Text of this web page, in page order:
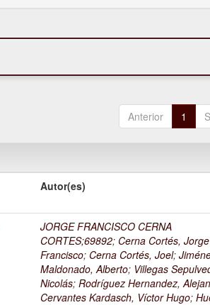
Anterior 1
Autor(es)
JORGE FRANCISCO CERNA
CORTES;69892; Cerna Cortés, Jorge
Francisco; Cerna Cortés, Joel;
Maldonado, Alberto; Villegas
Nicolás;Rodríguez Hernandez,
Cervantes Kardasch, Víctor Hugo;